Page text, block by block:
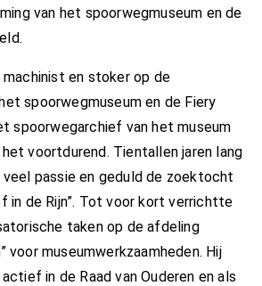
van het spoorwegmuseum en de
machinist en stoker op de
spoorwegmuseum en de Fiery
spoorwegarchief van het museum
voortdurend. Tientallen jaren lang
passie en geduld de zoektocht
in de Rijn”. Tot voor kort verrichtte
taken op de afdeling
voor museumwerkzaamheden. Hij
in de Raad van Ouderen en als